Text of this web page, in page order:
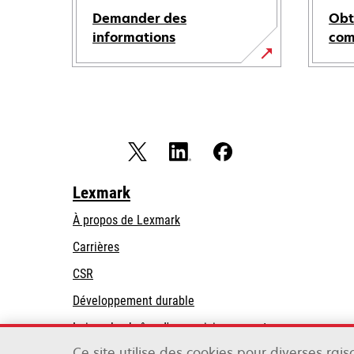
Demander des
informations
Lexmark
À propos de Lexmark
Carrières
CSR
Développement durable
Loi sur la chaîne d'approvisionnement